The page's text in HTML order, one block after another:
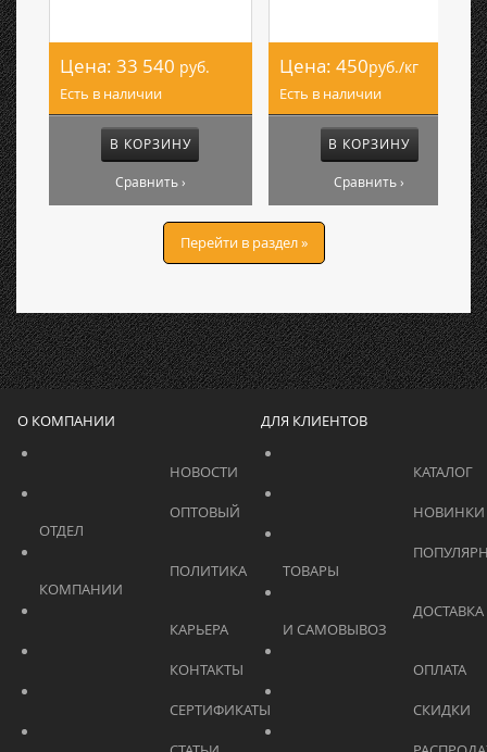
Цена: 33 540 руб.
Есть в наличии
В КОРЗИНУ
Сравнить ›
Цена: 450руб./кг
Есть в наличии
В КОРЗИНУ
Сравнить ›
Перейти в раздел »
О КОМПАНИИ
			    		КАРЬЕРА
ДЛЯ КЛИЕНТОВ